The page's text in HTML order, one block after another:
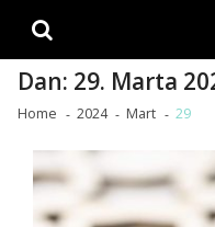
Dan: 29. Marta
Home 2024 Mart 29